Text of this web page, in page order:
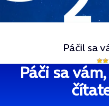
Páčil sa
Páči sa